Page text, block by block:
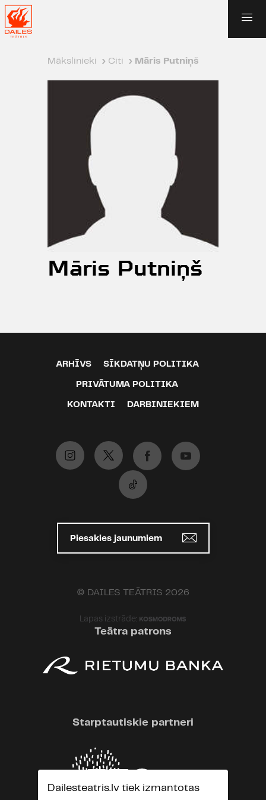
Mākslinieki › Citi › Māris Putniņš
Māris Putniņš
ARHĪVS SĪKDATŅU POLITIKA
PRIVĀTUMA POLITIKA
KONTAKTI DARBINIEKIEM
Piesakies jaunumiem
© DAILES TEĀTRIS 2026
Lapas izstrāde:
Teātra patrons
Starptautiskie partneri
Dailesteatris.lv tiek izmantotas